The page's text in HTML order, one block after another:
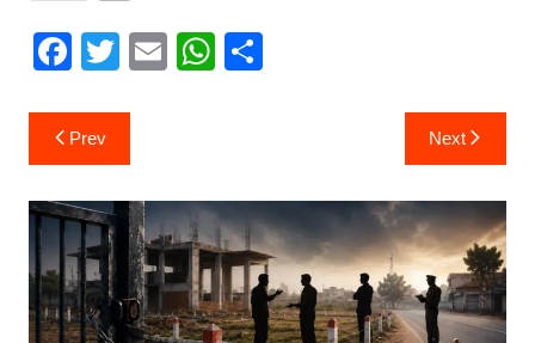
F
c
e
b
o
o
k
T
itt
er
E W
A
p
p
S
PostPrev Next